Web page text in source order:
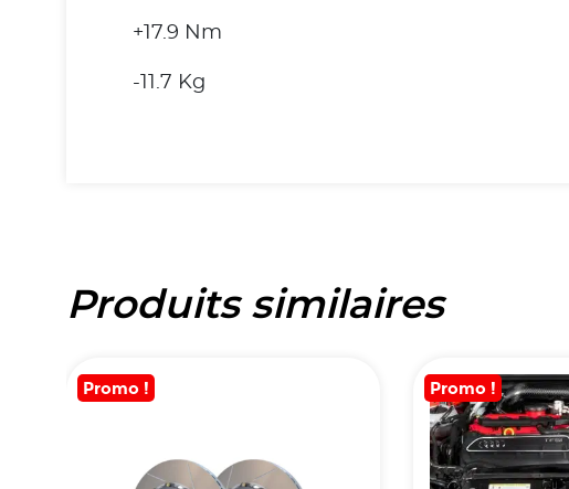
+17.9 Nm
-11.7 Kg
Produits similaires
Promo ! Promo !